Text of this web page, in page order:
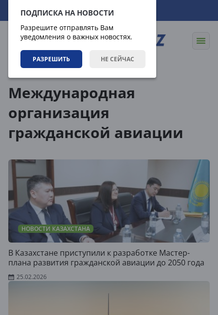
ПОДПИСКА НА НОВОСТИ
Разрешите отправлять Вам
уведомления о важных новостях.
РАЗРЕШИТЬ НЕ СЕЙЧАС
07.08.2026 16:29:02
Международная
организация
гражданской авиации
НОВОСТИ КАЗАХСТАНА
В Казахстане приступили к разработке Мастер-
плана развития гражданской авиации до 2050 года
25.02.2026